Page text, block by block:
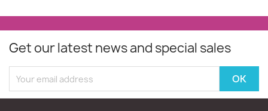
Get our latest news and special sales